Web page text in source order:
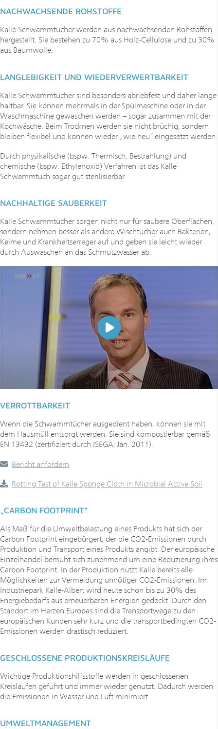
NACHWACHSENDE ROHSTOFFE
Kalle Schwammtücher werden aus nachwachsenden Rohstoffen
hergestellt. Sie bestehen zu 70% aus Holz-Cellulose und zu 30%
aus Baumwolle.
LANGLEBIGKEIT UND WIEDERVERWERTBARKEIT
Kalle Schwammtücher sind besonders abriebfest und daher lange
haltbar. Sie können mehrmals in der Spülmaschine oder in der
Waschmaschine gewaschen werden – sogar zusammen mit der
Kochwäsche. Beim Trocknen werden sie nicht brüchig, sondern
bleiben flexibel und können wieder „wie neu“ eingesetzt werden.
Durch physikalische (bspw. Thermisch, Bestrahlung) und
chemische (bspw. Ethylenoxid) Verfahren ist das Kalle
Schwammtuch sogar gut sterilisierbar.
NACHHALTIGE SAUBERKEIT
Kalle Schwammtücher sorgen nicht nur für saubere Oberflächen,
sondern nehmen besser als andere Wischtücher auch Bakterien,
Keime und Krankheitserreger auf und geben sie leicht wieder
durch Auswaschen an das Schmutzwasser ab.
VERROTTBARKEIT
Wenn die Schwammtücher ausgedient haben, können sie mit
dem Hausmüll entsorgt werden. Sie sind kompostierbar gemäß
EN 13432 (zertifiziert durch ISEGA; Jan. 2011).
Bericht anfordern
Rotting Test of Kalle Sponge Cloth in Microbial Active Soil
„CARBON FOOTPRINT“
Als Maß für die Umweltbelastung eines Produkts hat sich der
Carbon Footprint eingebürgert, der die CO2-Emissionen durch
Produktion und Transport eines Produkts angibt. Der europäische
Einzelhandel bemüht sich zunehmend um eine Reduzierung ihres
Carbon Footprint. In der Produktion nutzt Kalle bereits alle
Möglichkeiten zur Vermeidung unnötiger CO2-Emissionen. Im
Industriepark Kalle-Albert wird heute schon bis zu 30% des
Energiebedarfs aus erneuerbaren Energien gedeckt. Durch den
Standort im Herzen Europas sind die Transportwege zu den
europäischen Kunden sehr kurz und die transportbedingten CO2-
Emissionen werden drastisch reduziert.
GESCHLOSSENE PRODUKTIONSKREISLÄUFE
Wichtige Produktionshilfsstoffe werden in geschlossenen
Kreisläufen geführt und immer wieder genutzt. Dadurch werden
die Emissionen in Wasser und Luft minimiert.
UMWELTMANAGEMENT